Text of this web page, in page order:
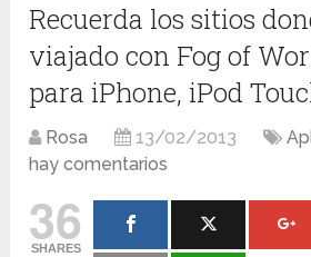
Recuerda los sitios
viajado con Fog of
para iPhone, iPod
Rosa 13/02/2013
hay comentarios
36
SHARES